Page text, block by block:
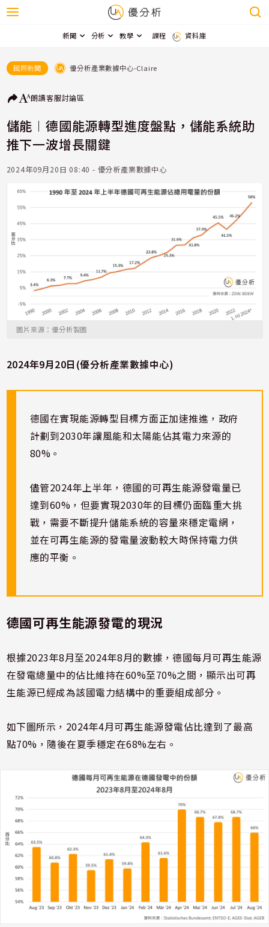
新聞 分析 教學 課程 資料庫
國際新聞 優分析產業數據中心-Claire
朗讀客服討論區
儲能︱德國能源轉型進度盤點，儲能系統助
推下一波增長關鍵
2024年09月20日 08:40 - 優分析產業數據中心
圖片來源：優分析製圖
2024年9月20日(優分析產業數據中心)
德國在實現能源轉型目標方面正加速推進，政府
計劃到2030年讓風能和太陽能佔其電力來源的
80%。
儘管2024年上半年，德國的可再生能源發電量已
達到60%，但要實現2030年的目標仍面臨重大挑
戰，需要不斷提升儲能系統的容量來穩定電網，
並在可再生能源的發電量波動較大時保持電力供
應的平衡。
德國可再生能源發電的現況
根據2023年8月至2024年8月的數據，德國每月可再生能源
在發電總量中的佔比維持在60%至70%之間，顯示出可再
生能源已經成為該國電力結構中的重要組成部分。
如下圖所示，2024年4月可再生能源發電佔比達到了最高
點70%，隨後在夏季穩定在68%左右。